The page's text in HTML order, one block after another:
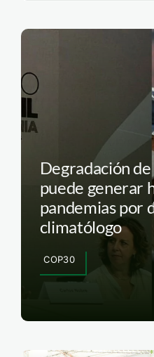
Degradación
puede generar
pandemias por
climatólogo
COP30